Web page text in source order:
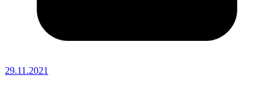
29.11.2021